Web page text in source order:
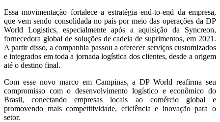
Essa movimentação fortalece a estratégia end-to-end da empresa,
que vem sendo consolidada no país por meio das operações da DP
World Logistics, especialmente após a aquisição da Syncreon,
fornecedora global de soluções de cadeia de suprimentos, em 2021.
A partir disso, a companhia passou a oferecer serviços customizados
e integrados em toda a jornada logística dos clientes, desde a origem
até o destino final.
Com esse novo marco em Campinas, a DP World reafirma seu
compromisso com o desenvolvimento logístico e econômico do
Brasil, conectando empresas locais ao comércio global e
promovendo mais competitividade, eficiência e inovação para o
setor.